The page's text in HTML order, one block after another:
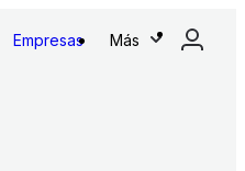
Empresas Más